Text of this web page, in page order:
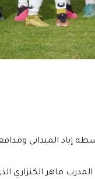
عن تجديد عقدي كل من لاعب خط
ماهر الكنزاري